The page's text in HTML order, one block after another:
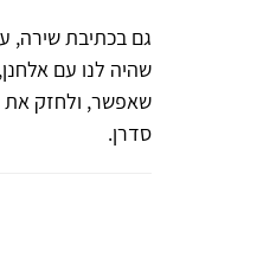
גם בכתיבת שירה,
שהיה לנו עם
שאפשר, ולחזק את
סדרן.